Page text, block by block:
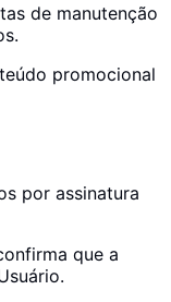
de manutenção
promocional
por assinatura
que a